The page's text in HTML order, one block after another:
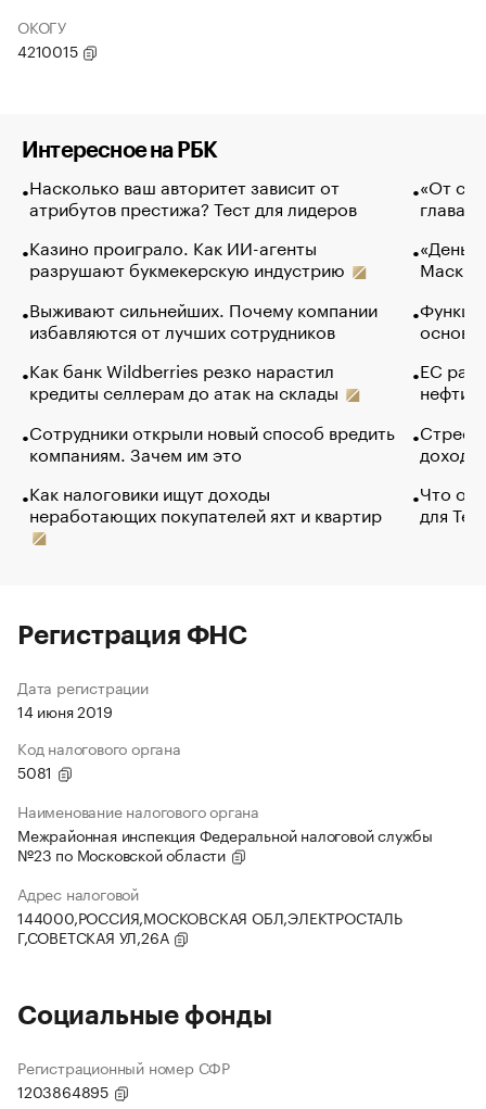
ОКОГУ
4210015
Интересное на РБК
Насколько ваш авторитет зависит от
атрибутов престижа? Тест для лидеров
Казино проиграло. Как ИИ-агенты
разрушают букмекерскую индустрию
Выживают сильнейших. Почему компании
избавляются от лучших сотрудников
Как банк Wildberries резко нарастил
кредиты селлерам до атак на склады
Сотрудники открыли новый способ вредить
компаниям. Зачем им это
Как налоговики ищут доходы
неработающих покупателей яхт и квартир
«От
глава
Маск в
основ
ЕС
нефти
Что
для
Регистрация ФНС
Дата регистрации
14 июня 2019
Код налогового органа
5081
Наименование налогового органа
Межрайонная инспекция Федеральной налоговой службы
№23 по Московской области
Адрес налоговой
144000,РОССИЯ,МОСКОВСКАЯ ОБЛ,ЭЛЕКТРОСТАЛЬ
Г,СОВЕТСКАЯ УЛ,26А
Социальные фонды
Регистрационный номер СФР
1203864895